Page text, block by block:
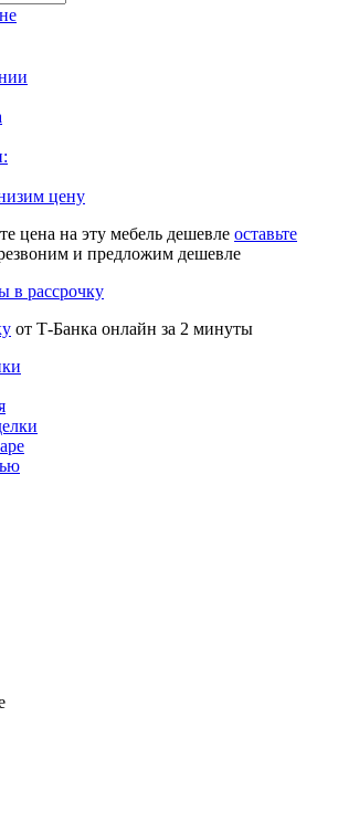
цену
цена на эту мебель дешевле оставьте
и предложим дешевле
в рассрочку
от Т-Банка онлайн за 2 минуты